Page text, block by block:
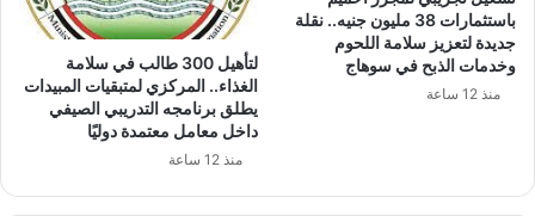
باستثمارات 38 مليون جنيه.. نقلة
جديدة لتعزيز سلامة اللحوم
وخدمات الذبح في سوهاج
منذ 12 ساعة
لتأهيل 300 طالب في سلامة
الغذاء.. المركزي لمتبقيات المبيدات
يطلق برنامجه التدريبي الصيفي
داخل معامل معتمدة دوليًا
منذ 12 ساعة